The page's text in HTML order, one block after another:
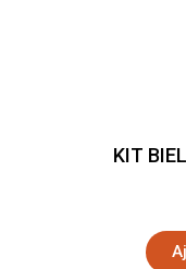
KIT